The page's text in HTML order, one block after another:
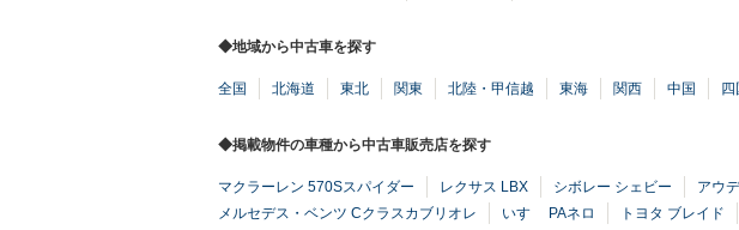
◆地域から中古車を探す
全国 北海道 東北 関東 北陸・甲信越 東海 関西 中国 四
◆掲載物件の車種から中古車販売店を探す
マクラーレン 570Sスパイダー レクサス LBX シボレー シェビー アウ
メルセデス・ベンツ Cクラスカブリオレ
いすゞ PAネロ トヨタ ブレイド